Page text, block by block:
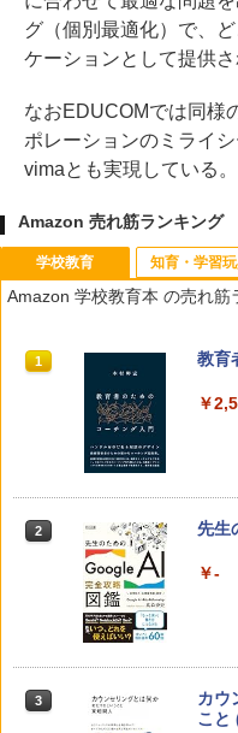
グ（個別最適化）で、
ケーションとして提供さ
なおEDUCOMでは同様
ポレーションのミライ
vimaとも実現している。
Amazon 売れ筋ランキング
学校教育
Amazon 学校教育本 の売れ筋
1 教育
￥
2 先生
￥-
3
カウ
こと
知育・学習